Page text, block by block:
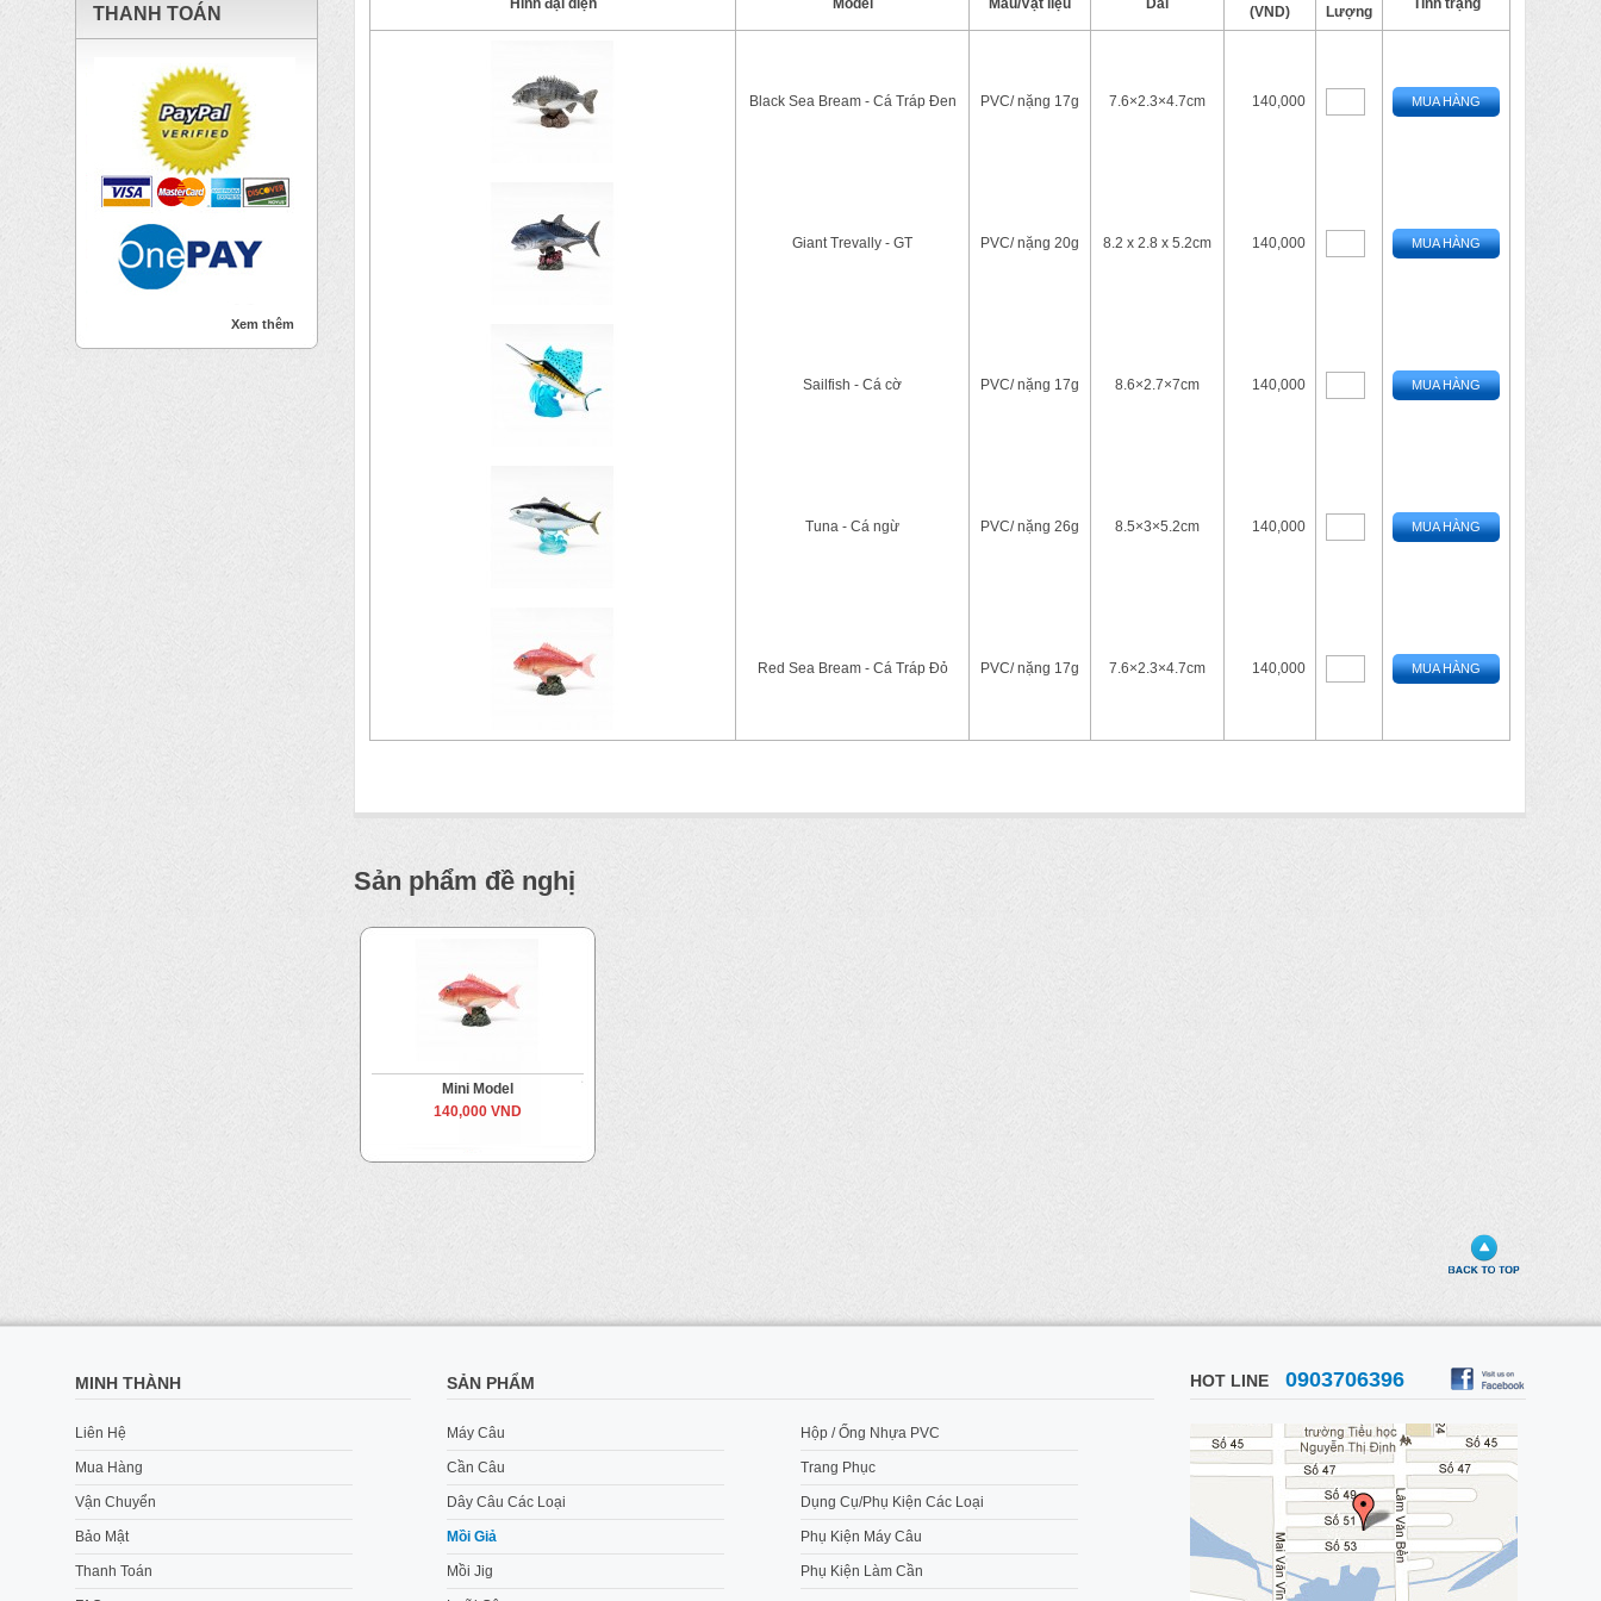
THANH TOÁN
Xem thêm
Hình đại diện Model Màu/Vật liệu Dài
(VND)
Lượng
Tình trạng
Black Sea Bream - Cá Tráp Đen PVC/ nặng 17g 7.6×2.3×4.7cm 140,000 MUA HÀNG
Giant Trevally - GT PVC/ nặng 20g 8.2 x 2.8 x 5.2cm 140,000 MUA HÀNG
Sailfish - Cá cờ PVC/ nặng 17g 8.6×2.7×7cm 140,000 MUA HÀNG
Tuna - Cá ngừ PVC/ nặng 26g 8.5×3×5.2cm 140,000 MUA HÀNG
Red Sea Bream - Cá Tráp Đỏ PVC/ nặng 17g 7.6×2.3×4.7cm 140,000 MUA HÀNG
Sản phẩm đề nghị
Mini Model
140,000 VND
MINH THÀNH
Liên Hệ
Mua Hàng
Vận Chuyển
Bảo Mật
Thanh Toán
SẢN PHẨM
Máy Câu
Cần Câu
Dây Câu Các Loại
Mồi Giả
Mồi Jig
Hộp / Ống Nhựa PVC
Trang Phục
Dụng Cụ/Phụ Kiện Các Loại
Phụ Kiện Máy Câu
Phụ Kiện Làm Cần
HOT LINE 0903706396